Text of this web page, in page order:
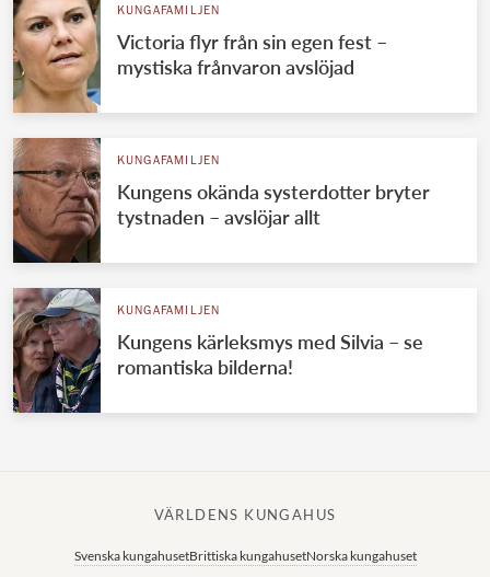
KUNGAFAMILJEN
Victoria flyr från sin egen fest –
mystiska frånvaron avslöjad
KUNGAFAMILJEN
Kungens okända systerdotter bryter
tystnaden – avslöjar allt
KUNGAFAMILJEN
Kungens kärleksmys med Silvia – se
romantiska bilderna!
VÄRLDENS KUNGAHUS
Svenska kungahusetBrittiska kungahusetNorska kungahuset